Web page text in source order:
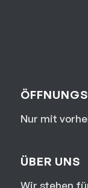
Nur mit
ÜBER UNS
Wir stehen